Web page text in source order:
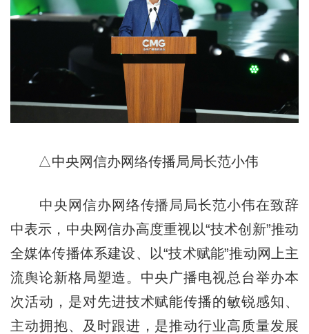
△中央网信办网络传播局局长范小伟
中央网信办网络传播局局长范小伟在致辞
中表示，中央网信办高度重视以“技术创新”推动
全媒体传播体系建设、以“技术赋能”推动网上主
流舆论新格局塑造。中央广播电视总台举办本
次活动，是对先进技术赋能传播的敏锐感知、
主动拥抱、及时跟进，是推动行业高质量发展